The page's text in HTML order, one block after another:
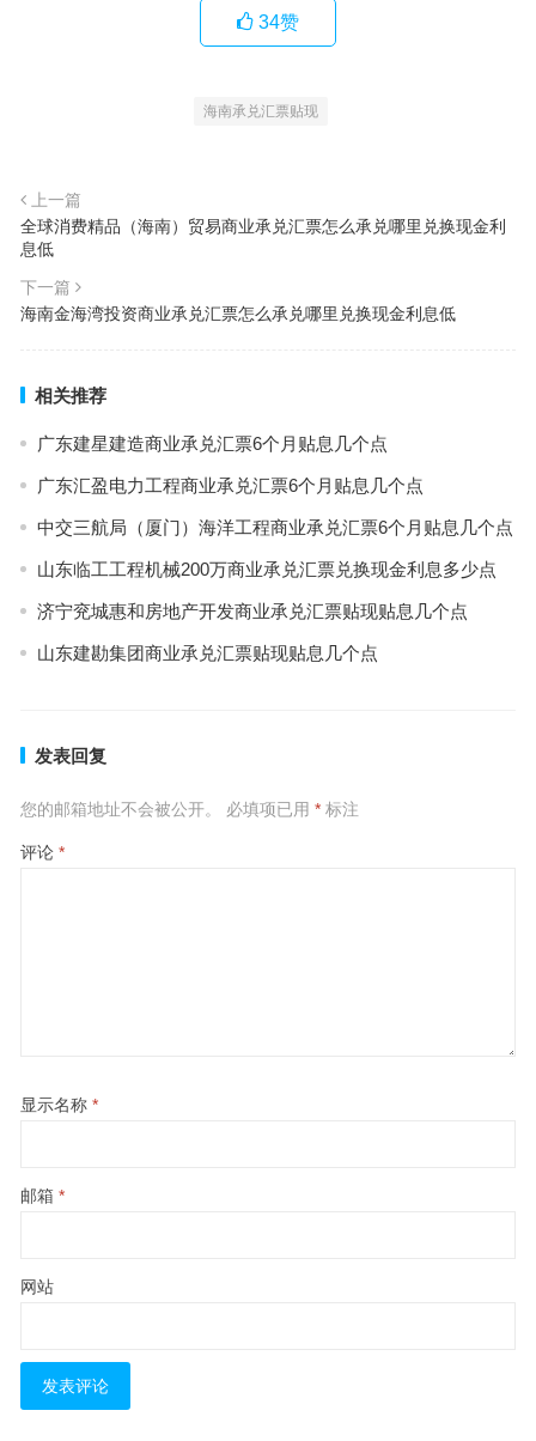
34赞
海南承兑汇票贴现
上一篇
全球消费精品（海南）贸易商业承兑汇票怎么承兑哪里兑换现金利
息低
下一篇
海南金海湾投资商业承兑汇票怎么承兑哪里兑换现金利息低
相关推荐
广东建星建造商业承兑汇票6个月贴息几个点
广东汇盈电力工程商业承兑汇票6个月贴息几个点
中交三航局（厦门）海洋工程商业承兑汇票6个月贴息几个点
山东临工工程机械200万商业承兑汇票兑换现金利息多少点
济宁兖城惠和房地产开发商业承兑汇票贴现贴息几个点
山东建勘集团商业承兑汇票贴现贴息几个点
发表回复
您的邮箱地址不会被公开。 必填项已用 *标注
评论 *
显示名称 *
邮箱 *
网站